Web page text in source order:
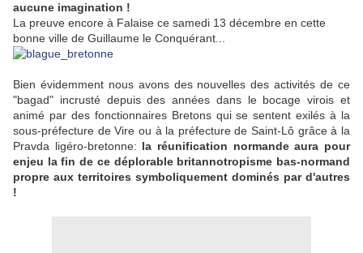
aucune imagination !
La preuve encore à Falaise ce samedi 13 décembre en cette
bonne ville de Guillaume le Conquérant...
Bien évidemment nous avons des nouvelles des activités de ce
"bagad" incrusté depuis des années dans le bocage virois et
animé par des fonctionnaires Bretons qui se sentent exilés à la
sous-préfecture de Vire ou à la préfecture de Saint-Lô grâce à la
Pravda ligéro-bretonne: la réunification normande aura pour
enjeu la fin de ce déplorable britannotropisme bas-normand
propre aux territoires symboliquement dominés par d'autres
!